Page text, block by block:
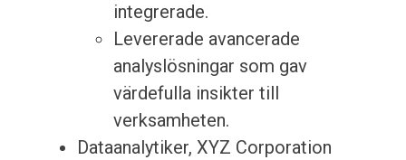
integrerade.
Levererade avancerade
analyslösningar som gav
värdefulla insikter till
verksamheten.
Dataanalytiker, XYZ Corporation